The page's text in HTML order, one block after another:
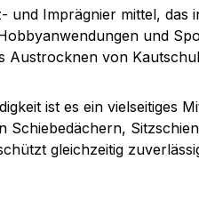
Imprägnier mittel, das
und
Austrocknen von
ist es ein vielseitiges
gleichzeitig